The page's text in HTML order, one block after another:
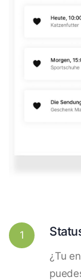
1
¿Tu